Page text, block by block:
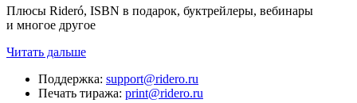
Плюсы Rideró, ISBN в подарок, буктрейлеры, вебинары
и многое другое
Читать дальше
Поддержка: support@ridero.ru
Печать тиража: print@ridero.ru